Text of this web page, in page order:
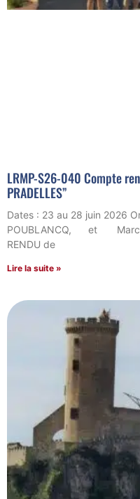
LRMP-S26-040 Compte
PRADELLES”
Dates : 23 au 28 juin
POUBLANCQ, et Marc
RENDU de
Lire la suite »